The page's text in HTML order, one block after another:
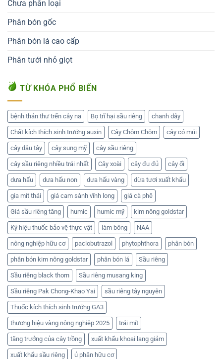
Chưa phân loại
Phân bón gốc
Phân bón lá cao cấp
Phân tưới nhỏ giọt
TỪ KHÓA PHỔ BIẾN
bệnh thán thư trến cây na Bọ trĩ hại sầu riêng chanh dây
Chất kích thích sinh trưởng auxin Cây Chôm Chôm cây có múi
cây dâu tây cây sung mỹ cây sầu riêng
cây sầu riêng nhiều trái nhất Cây xoài cây đu đủ cây ổi
dưa hấu dưa hấu non dưa hấu vàng dừa tươi xuất khẩu
gia mít thái giá cam sành vĩnh long giá cà phê
Giá sầu riêng tăng humic humic mỹ kim nông goldstar
Ký hiệu thuốc bảo vệ thực vật làm bông NAA
nông nghiệp hữu cơ paclobutrazol phytophthora phân bón
phân bón kim nông goldstar phân bón lá Sầu riêng
Sầu riêng black thorn Sầu riêng musang king
Sầu riêng Pak Chong-Khao Yai sầu riêng tây nguyên
Thuốc kích thích sinh trưởng GA3
thương hiệu vàng nông nghiệp 2025 trái mít
tăng trưởng của cây trồng xuất khẩu khoai lang giảm
xuất khẩu sầu riêng ủ phân hữu cơ